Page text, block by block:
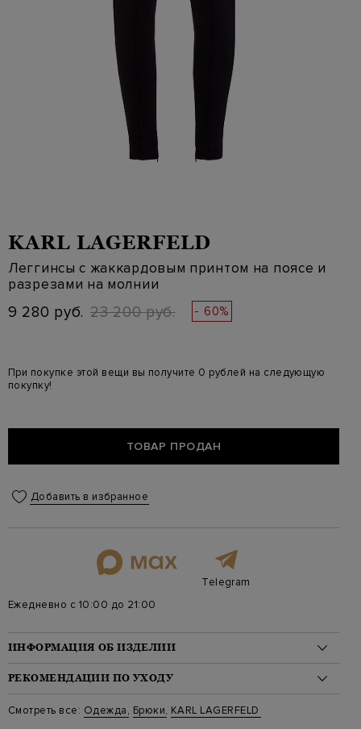
KARL LAGERFELD
Леггинсы с жаккардовым принтом на поясе и
разрезами на молнии
9 280 руб. 23 200 руб. - 60%
При покупке этой вещи вы получите 0 рублей на следующую
покупку!
ТОВАР ПРОДАН
Добавить в избранное
Telegram
Ежедневно с 10:00 до 21:00
ИНФОРМАЦИЯ ОБ ИЗДЕЛИИ
Материал: вискоза 74%, полиамид 23%, эластан 3%
На модели: 175/82/60/91 на модели размер S
Стиль: Леггинсы
Цвет: Черный
РЕКОМЕНДАЦИИ ПО УХОДУ
Стирка: Обычная стирка при температуре воды до 30 градусов
Отбеливание: Отбеливание запрещено
Смотреть все: Одежда, Брюки, KARL LAGERFELD